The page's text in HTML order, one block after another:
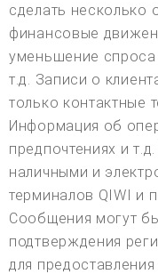
сделать несколько
финансовые
уменьшение спроса
т.д. Записи о
только контактные
Информация об
предпочтениях и
наличными и
терминалов QIWI и
Сообщения могут
подтверждения
для